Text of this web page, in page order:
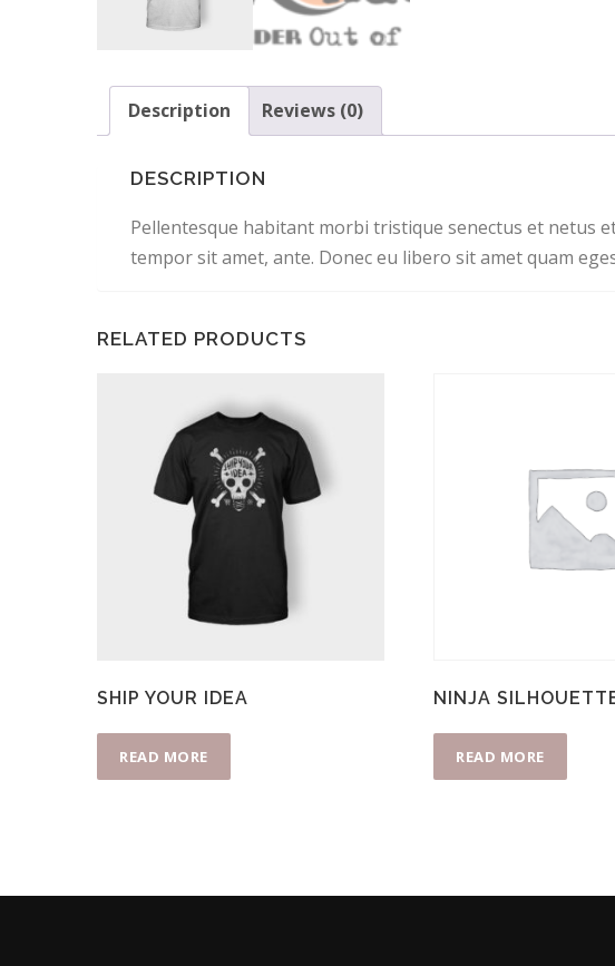
Description Reviews (0)
DESCRIPTION
Pellentesque habitant morbi tristique senectus et netus
tempor sit amet, ante. Donec eu libero sit amet quam
RELATED PRODUCTS
SHIP YOUR IDEA
READ MORE
NINJA
READ MORE